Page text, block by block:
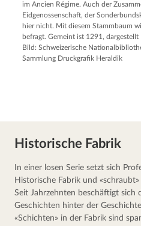
im Ancien Régime. Auch der
Eidgenossenschaft, der
hier nicht. Mit diesem Stammbaum
befragt. Gemeint ist 1291, dargestellt
Bild: Schweizerische
Sammlung Druckgrafik Heraldik
Historische Fabrik
In einer losen Serie setzt sich
Historische Fabrik und
Seit Jahrzehnten beschäftigt sich
Geschichten hinter der
«Schichten» in der Fabrik sind